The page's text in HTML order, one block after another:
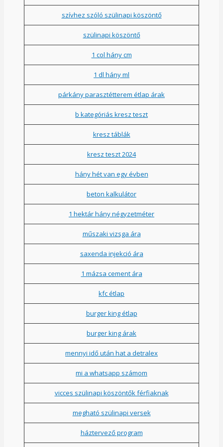
szívhez szóló szülinapi köszöntő
szülinapi köszöntő
1 col hány cm
1 dl hány ml
párkány parasztétterem étlap árak
b kategóriás kresz teszt
kresz táblák
kresz teszt 2024
hány hét van egy évben
beton kalkulátor
1 hektár hány négyzetméter
műszaki vizsga ára
saxenda injekció ára
1 mázsa cement ára
kfc étlap
burger king étlap
burger king árak
mennyi idő után hat a detralex
mi a whatsapp számom
vicces szülinapi köszöntők férfiaknak
megható szülinapi versek
háztervező program